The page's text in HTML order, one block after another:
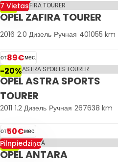
-11%
7 Vietas
OPEL ZAFIRA TOURER
2016 2.0 Дизель Ручная 401055 km
от89€мес.
-20%
OPEL ASTRA SPORTS
TOURER
2011 1.2 Дизель Ручная 267638 km
от50€мес.
-10%
Pilnpiedziņa
OPEL ANTARA